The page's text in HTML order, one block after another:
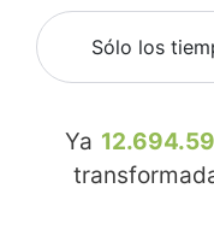
Sólo los
Ya